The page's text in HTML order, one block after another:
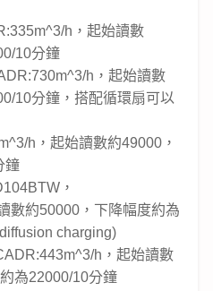
h，起始讀數
10分鐘
h，起始讀數
10分鐘，搭配循環扇可以
h，起始讀數約49000，
鐘
，
數約50000，下降幅度約為
charging)
h，起始讀數
為22000/10分鐘